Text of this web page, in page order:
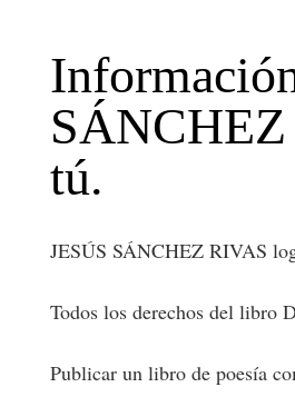
SÁNCHEZ
tú.
JESÚS SÁNCHEZ RIVAS
Todos los derechos del libro
Publicar un libro de poesía